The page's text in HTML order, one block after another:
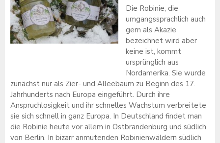
Die Robinie, die
umgangssprachlich auch
gern als Akazie
bezeichnet wird aber
keine ist, kommt
ursprünglich aus
Nordamerika. Sie wurde
zunächst nur als Zier- und Alleebaum zu Beginn des 17.
Jahrhunderts nach Europa eingeführt. Durch ihre
Anspruchlosigkeit und ihr schnelles Wachstum verbreitete
sie sich schnell in ganz Europa. In Deutschland findet man
die Robinie heute vor allem in Ostbrandenburg und südlich
von Berlin. In bizarr anmutenden Robinienwäldern südlich